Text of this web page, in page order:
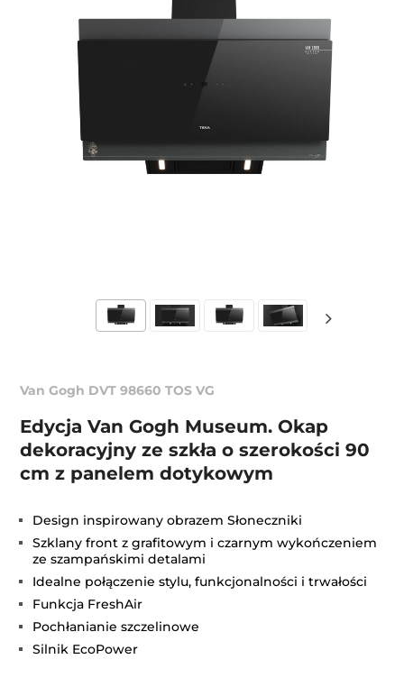
Van Gogh DVT 98660 TOS VG
Edycja Van Gogh Museum. Okap
dekoracyjny ze szkła o szerokości 90
cm z panelem dotykowym
Design inspirowany obrazem Słoneczniki
Szklany front z grafitowym i czarnym wykończeniem
ze szampańskimi detalami
Idealne połączenie stylu, funkcjonalności i trwałości
Funkcja FreshAir
Pochłanianie szczelinowe
Silnik EcoPower